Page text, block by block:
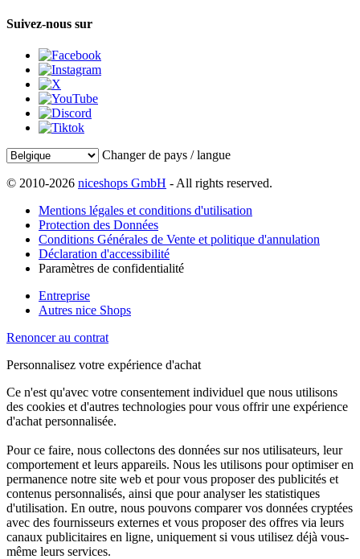
Suivez-nous sur
Changer de pays / langue
© 2010-2026 niceshops GmbH - All rights reserved.
Mentions légales et conditions d'utilisation
Protection des Données
Conditions Générales de Vente et politique d'annulation
Déclaration d'accessibilité
Paramètres de confidentialité
Entreprise
Autres nice Shops
Renoncer au contrat
Personnalisez votre expérience d'achat
Ce n'est qu'avec votre consentement individuel que nous utilisons
des cookies et d'autres technologies pour vous offrir une expérience
d'achat personnalisée.
Pour ce faire, nous collectons des données sur nos utilisateurs, leur
comportement et leurs appareils. Nous les utilisons pour optimiser en
permanence notre site web et pour vous proposer des publicités et
contenus personnalisés, ainsi que pour analyser les statistiques
d'utilisation. En outre, nous pouvons comparer vos données cryptées
avec des fournisseurs externes et vous proposer des offres via leurs
canaux publicitaires en ligne, uniquement si vous utilisez déjà vous-
même leurs services.